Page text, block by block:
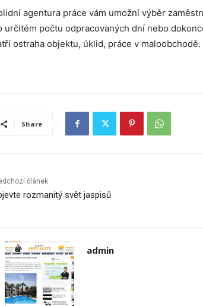
agentura práce vám umožní výběr
určitém počtu odpracovaných dní nebo
ostraha objektu, úklid, práce v maloobchodě.
Share
článek
rozmanitý svět jaspisů
admin